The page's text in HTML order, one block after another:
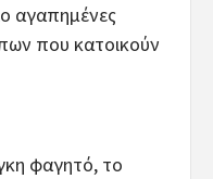
αγαπημένες
που κατοικούν
φαγητό, το